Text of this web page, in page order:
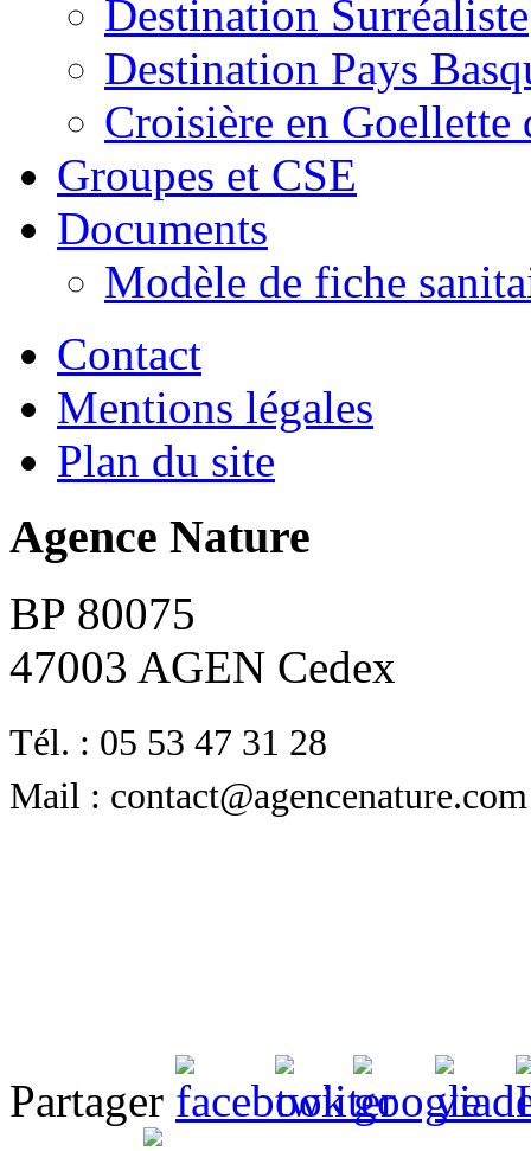
Destination Surréaliste
Destination Pays
Croisière en
Groupes et CSE
Documents
Modèle de fiche
Contact
Mentions légales
Plan du site
Agence Nature
BP 80075
47003 AGEN Cedex
Tél. : 05 53 47 31 28
Mail :
Partager